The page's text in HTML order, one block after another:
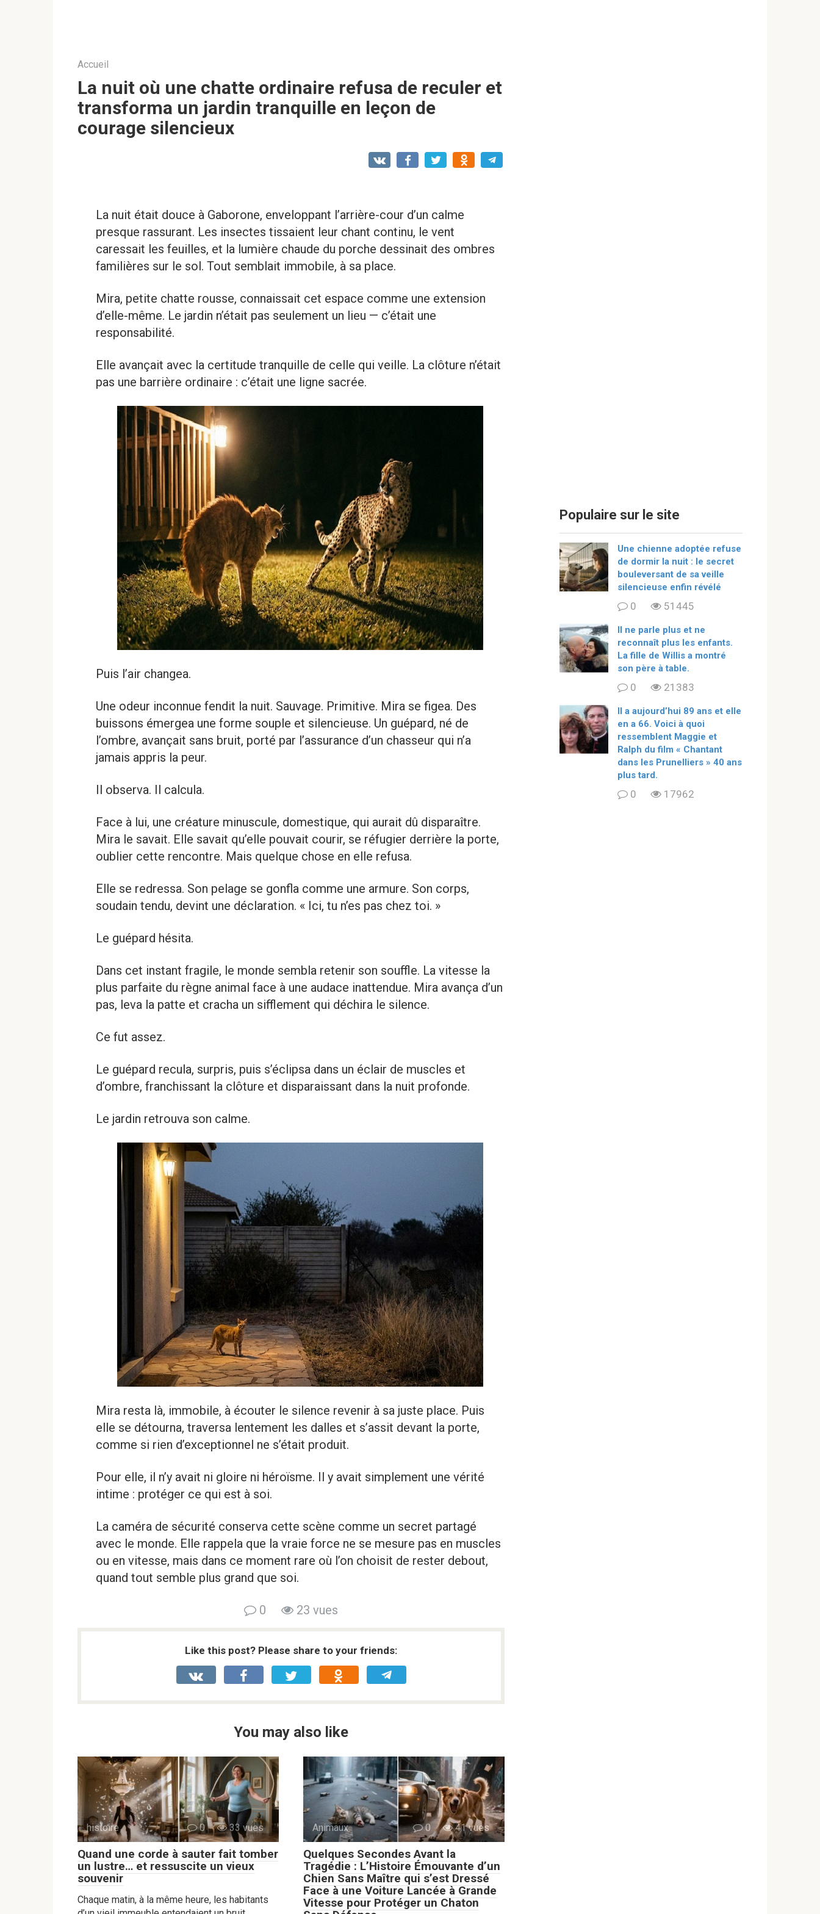
Accueil
La nuit où une chatte ordinaire refusa de reculer et
transforma un jardin tranquille en leçon de
courage silencieux
La nuit était douce à Gaborone, enveloppant l’arrière-cour d’un calme
presque rassurant. Les insectes tissaient leur chant continu, le vent
caressait les feuilles, et la lumière chaude du porche dessinait des ombres
familières sur le sol. Tout semblait immobile, à sa place.
Mira, petite chatte rousse, connaissait cet espace comme une extension
d’elle-même. Le jardin n’était pas seulement un lieu — c’était une
responsabilité.
Elle avançait avec la certitude tranquille de celle qui veille. La clôture n’était
pas une barrière ordinaire : c’était une ligne sacrée.
Puis l’air changea.
Une odeur inconnue fendit la nuit. Sauvage. Primitive. Mira se figea. Des
buissons émergea une forme souple et silencieuse. Un guépard, né de
l’ombre, avançait sans bruit, porté par l’assurance d’un chasseur qui n’a
jamais appris la peur.
Il observa. Il calcula.
Face à lui, une créature minuscule, domestique, qui aurait dû disparaître.
Mira le savait. Elle savait qu’elle pouvait courir, se réfugier derrière la porte,
oublier cette rencontre. Mais quelque chose en elle refusa.
Elle se redressa. Son pelage se gonfla comme une armure. Son corps,
soudain tendu, devint une déclaration. « Ici, tu n’es pas chez toi. »
Le guépard hésita.
Dans cet instant fragile, le monde sembla retenir son souffle. La vitesse la
plus parfaite du règne animal face à une audace inattendue. Mira avança d’un
pas, leva la patte et cracha un sifflement qui déchira le silence.
Ce fut assez.
Le guépard recula, surpris, puis s’éclipsa dans un éclair de muscles et
d’ombre, franchissant la clôture et disparaissant dans la nuit profonde.
Le jardin retrouva son calme.
Mira resta là, immobile, à écouter le silence revenir à sa juste place. Puis
elle se détourna, traversa lentement les dalles et s’assit devant la porte,
comme si rien d’exceptionnel ne s’était produit.
Pour elle, il n’y avait ni gloire ni héroïsme. Il y avait simplement une vérité
intime : protéger ce qui est à soi.
La caméra de sécurité conserva cette scène comme un secret partagé
avec le monde. Elle rappela que la vraie force ne se mesure pas en muscles
ou en vitesse, mais dans ce moment rare où l’on choisit de rester debout,
quand tout semble plus grand que soi.
0 23 vues
Like this post? Please share to your friends:
You may also like
histoire 0 33 vues
Quand une corde à sauter fait tomber
un lustre… et ressuscite un vieux
souvenir
Chaque matin, à la même heure, les habitants
Animaux 0 41 vues
Quelques Secondes Avant la
Tragédie : L’Histoire Émouvante d’un
Chien Sans Maître qui s’est Dressé
Face à une Voiture Lancée à Grande
Vitesse pour Protéger un Chaton
Populaire sur le site
Une chienne adoptée refuse
de dormir la nuit : le secret
bouleversant de sa veille
silencieuse enfin révélé
0 51445
Il ne parle plus et ne
reconnaît plus les enfants.
La fille de Willis a montré
son père à table.
0 21383
ll a aujourd’hui 89 ans et elle
en a 66. Voici à quoi
ressemblent Maggie et
Ralph du film « Chantant
dans les Prunelliers » 40 ans
plus tard.
0 17962